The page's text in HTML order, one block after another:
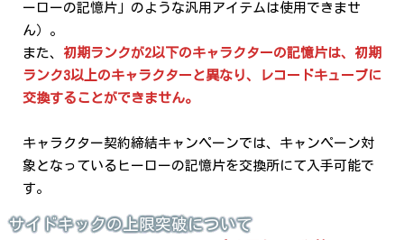
ーローの記憶片」のような汎用アイテムは使用できませ
ん）。
また、 初期ランクが2以下のキャラクターの記憶片は、初期
ランク3以上のキャラクターと異なり、レコードキューブに
交換することができません。
キャラクター契約締結キャンペーンでは、キャンペーン対
象となっているヒーローの記憶片を交換所にて入手可能で
す。
サイドキックの上限突破について